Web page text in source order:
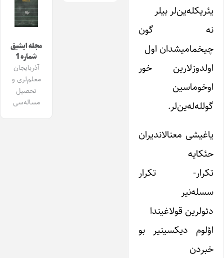
یئریکله‌ین‌لر بیلر
نه گون
چیخمامیشدان اول
اولدوزلارین خور
اوخوماسین
گولله‌له‌ین‌لر.
یاغیشی معنالاندیران
حئکایه
تکرار- تکرار
سسله‌نیر
دئولرین قولاغیندا
اؤلوم دیکسینیر بو
خبردن
مجله ایشیق
شماره 1
آذربایجان
معلم‌لری و
تحصیل
مساله‌سی